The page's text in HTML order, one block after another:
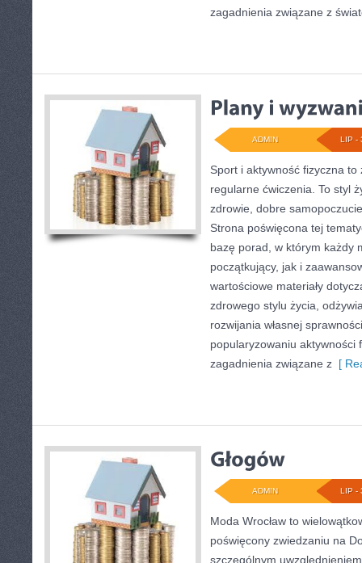
zagadnienia związane z
LIP -
ADMIN
Sport i aktywność fizyczna
regularne ćwiczenia. To styl
zdrowie, dobre
Strona poświęcona tej
bazę porad, w którym każdy
początkujący, jak i
wartościowe materiały
zdrowego stylu życia,
rozwijania własnej
popularyzowaniu aktywności
zagadnienia związane z [
LIP -
ADMIN
Moda Wrocław to
poświęcony zwiedzaniu na
szczególnym